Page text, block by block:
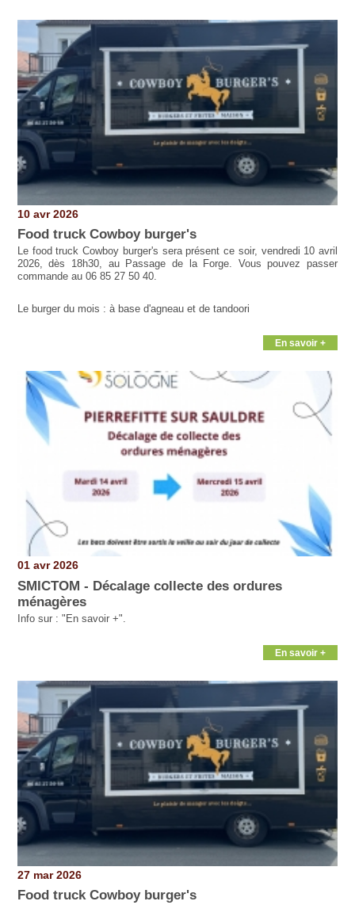
10 avr 2026
Food truck Cowboy burger's
Le food truck Cowboy burger's sera présent ce soir, vendredi 10 avril
2026, dès 18h30, au Passage de la Forge. Vous pouvez passer
commande au 06 85 27 50 40.
Le burger du mois : à base d'agneau et de tandoori
En savoir +
01 avr 2026
SMICTOM - Décalage collecte des ordures
ménagères
Info sur : "En savoir +".
En savoir +
27 mar 2026
Food truck Cowboy burger's